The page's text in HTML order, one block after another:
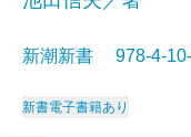
新潮新書 978-4-
新書電子書籍あり